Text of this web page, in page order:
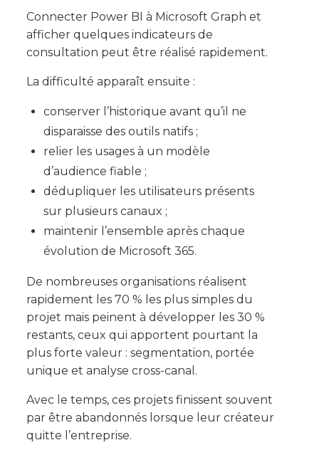
Connecter Power BI à Microsoft Graph et
afficher quelques indicateurs de
consultation peut être réalisé rapidement.
La difficulté apparaît ensuite :
conserver l’historique avant qu’il ne
disparaisse des outils natifs ;
relier les usages à un modèle
d’audience fiable ;
dédupliquer les utilisateurs présents
sur plusieurs canaux ;
maintenir l’ensemble après chaque
évolution de Microsoft 365.
De nombreuses organisations réalisent
rapidement les 70 % les plus simples du
projet mais peinent à développer les 30 %
restants, ceux qui apportent pourtant la
plus forte valeur : segmentation, portée
unique et analyse cross-canal.
Avec le temps, ces projets finissent souvent
par être abandonnés lorsque leur créateur
quitte l’entreprise.